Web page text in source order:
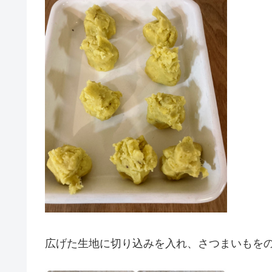
広げた生地に切り込みを入れ、さつまいもを